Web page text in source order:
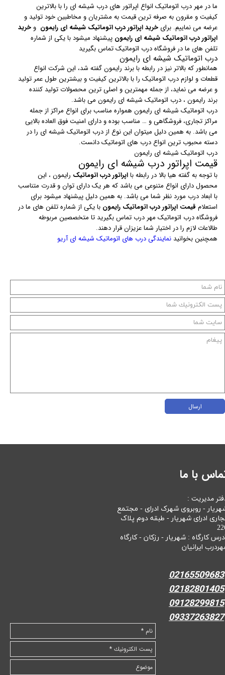
ما در مهر درب اتوماتیک انواع اپراتور های درب شیشه ای را با بالاترین
کیفیت و مقرون به صرفه ترین قیمت به مشتریان و مخاطبین خود تولید و
عرضه می نماییم. برای خرید اپراتور درب اتوماتیک شیشه ای رایمون و خرید
اپراتور درب اتوماتیک شیشه ای رایمون پیشنهاد میشود با یکی از شماره
تلفن های ما در فروشگاه درب اتوماتیک تماس بگیرید
درب اتوماتیک شیشه ای رایمون
همانطور که بالاتر نیز در رابطه با برند رایمون گفته شد، این شرکت انواع
قطعات و لوازم درب اتوماتیک را با بالاترین کیفیت و بیشترین طول عمر تولید
و عرضه می نماید، از جمله مهمترین و اصلی ترین محصولات تولید کننده
برند رایمون ، درب اتوماتیک شیشه ای رایمون می باشد.
درب اتوماتیک شیشه ای رایمون همواره مناسب برای انواع مراکز از جمله
مراکز تجاری، فروشگاهی و … مناسب بوده و دارای امنیت فوق العاده بالایی
می باشد. به همین دلیل میتوان این نوع از درب اتوماتیک شیشه ای را در
دسته محبوب ترین انواع درب های اتوماتیک دانست.
درب اتوماتیک شیشه ای رایمون
قیمت اپراتور درب شیشه ای رایمون
با توجه به گفته هیا بالا در رابطه بااپراتور درب اتوماتیک رایمون ، این
محصول دارای انواع متنوعی می باشد که هر یک دارای توان و قدرت متناسب
با ابعاد درب مورد نظر شما می باشد. به همین دلیل پیشنهاد میشود برای
استعلام قیمت اپراتور درب اتوماتیک رایمون با یکی از شماره تلفن های ما در
فروشگاه درب اتوماتیک مهر درب تماس بگیرید تا متخصصین مربوطه
طالاعات لازم را در اختیار شما عزیزان قرار دهند.
همچنین بخوانید نمایندگی درب های اتوماتیک شیشه ای آریو
ارسال
با ما
مدیریت :
- روبروی شهرک ادرای - مجتمع
ادرای شهریار - طبقه دوم پلاک
کارگاه : شهریار - رزکان - کارگاه
ایرانیان
02165509683
02182801405
09128299815
09337263827